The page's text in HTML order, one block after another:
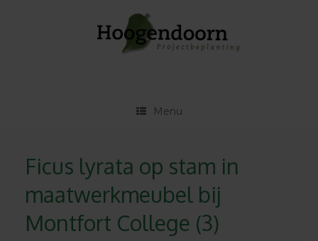
Menu
Ficus lyrata op stam in
maatwerkmeubel bij
Montfort College (3)